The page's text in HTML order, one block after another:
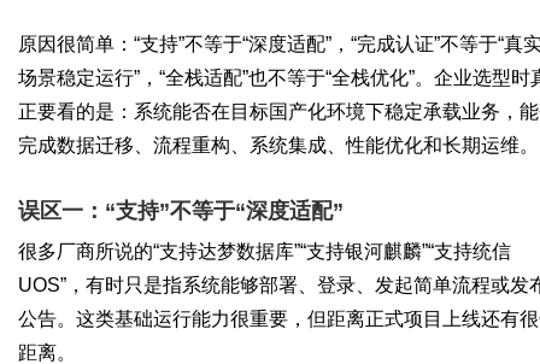
原因很简单：“支持”不等于“深度适配”，“完成认证”不等于“真
场景稳定运行”，“全栈适配”也不等于“全栈优化”。企业选型时
正要看的是：系统能否在目标国产化环境下稳定承载业务，
完成数据迁移、流程重构、系统集成、性能优化和长期运维。
误区一：“支持”不等于“深度适配”
很多厂商所说的“支持达梦数据库”“支持银河麒麟”“支持统信
UOS”，有时只是指系统能够部署、登录、发起简单流程或发
公告。这类基础运行能力很重要，但距离正式项目上线还有
距离。